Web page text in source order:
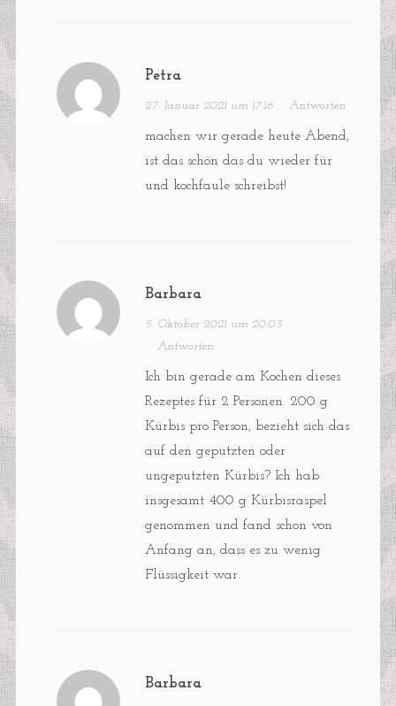
Petra
27. Januar 2021 um 17:16· Antworten
machen wir gerade heute Abend,
ist das schön das du wieder für
und kochfaule schreibst!
Barbara
5. Oktober 2021 um 20:03
· Antworten
Ich bin gerade am Kochen dieses
Rezeptes für 2 Personen. 200 g
Kürbis pro Person, bezieht sich das
auf den geputzten oder
ungeputzten Kürbis? Ich hab
insgesamt 400 g Kürbisraspel
genommen und fand schon von
Anfang an, dass es zu wenig
Flüssigkeit war.
Barbara